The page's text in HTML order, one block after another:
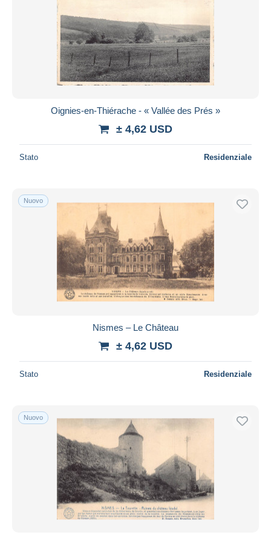
Oignies-en-Thiérache - « Vallée des Prés »
± 4,62 USD
Stato Residenziale
Nuovo
Nismes – Le Château
± 4,62 USD
Stato Residenziale
Nuovo